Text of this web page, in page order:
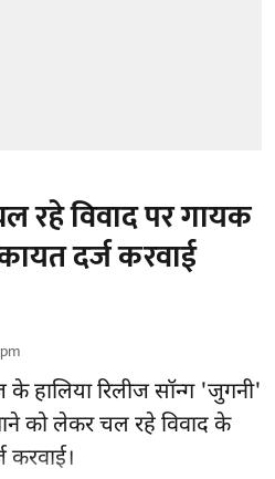
रहे विवाद पर गायक
दर्ज करवाई
के हालिया रिलीज सॉन्ग 'जुगनी'
को लेकर चल रहे विवाद के
करवाई।